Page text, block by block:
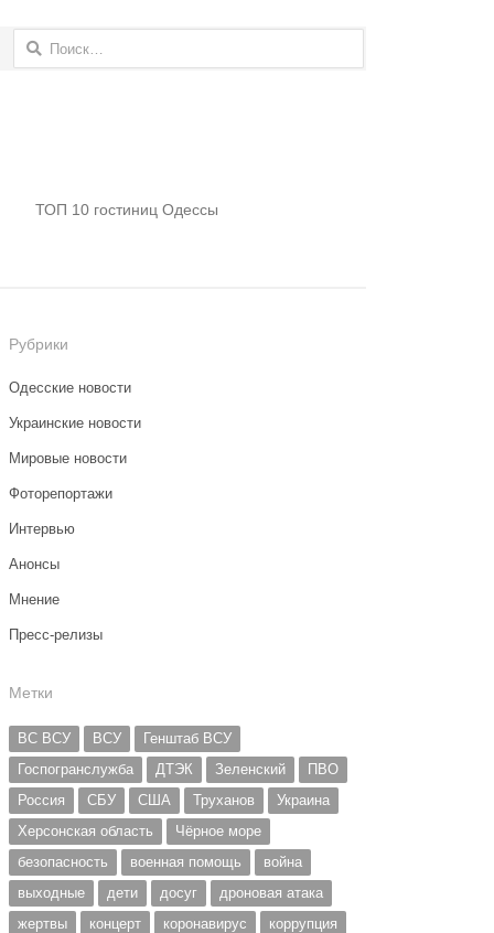
Найти:
ТОП 10 гостиниц Одессы
Рубрики
Одесские новости
Украинские новости
Мировые новости
Фоторепортажи
Интервью
Анонсы
Мнение
Пресс-релизы
Метки
ВС ВСУ ВСУ
Генштаб ВСУ
Госпогранслужба
ДТЭК Зеленский
ПВО
Россия
СБУ США Труханов
Украина
Херсонская область
Чёрное море
безопасность
военная помощь
война
выходные
дети досуг
дроновая атака
жертвы
концерт коронавирус
коррупция